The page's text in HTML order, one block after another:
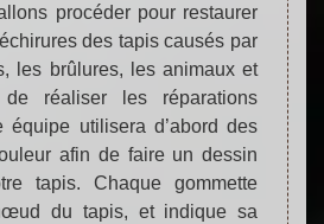
procéder pour restaurer
des tapis causés par
les brûlures, les animaux et
réaliser les réparations
équipe utilisera d’abord des
afin de faire un dessin
tapis. Chaque gommette
du tapis, et indique sa